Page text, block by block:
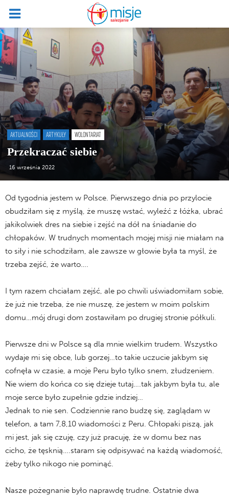
AKTUALNOŚCI ARTYKUŁY WOLONTARIAT
Przekraczać siebie
16 września 2022
Od tygodnia jestem w Polsce. Pierwszego dnia po przylocie
obudziłam się z myślą, że muszę wstać, wyleźć z łóżka, ubrać
jakikolwiek dres na siebie i zejść na dół na śniadanie do
chłopaków. W trudnych momentach mojej misji nie miałam na
to siły i nie schodziłam, ale zawsze w głowie była ta myśl, że
trzeba zejść, że warto….
I tym razem chciałam zejść, ale po chwili uświadomiłam sobie,
że już nie trzeba, że nie muszę, że jestem w moim polskim
domu…mój drugi dom zostawiłam po drugiej stronie półkuli.
Pierwsze dni w Polsce są dla mnie wielkim trudem. Wszystko
wydaje mi się obce, lub gorzej…to takie uczucie jakbym się
cofnęła w czasie, a moje Peru było tylko snem, złudzeniem.
Nie wiem do końca co się dzieje tutaj….tak jakbym była tu, ale
moje serce było zupełnie gdzie indziej…
Jednak to nie sen. Codziennie rano budzę się, zaglądam w
telefon, a tam 7,8,10 wiadomości z Peru. Chłopaki piszą, jak
mi jest, jak się czuję, czy już pracuję, że w domu bez nas
cicho, że tęsknią….staram się odpisywać na każdą wiadomość,
żeby tylko nikogo nie pominąć.
Nasze pożegnanie było naprawdę trudne. Ostatnie dwa